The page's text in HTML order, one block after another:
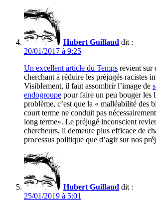
Hubert Guillaud dit :
20/01/2017 à 9:25
Un excellent article du Temps revient sur
cherchant à réduire les préjugés racistes
Visiblement, il faut assombrir l’image de
endogroupe pour faire un peu bouger
problème, c’est que la « malléabilité des
court terme ne conduit pas
long terme». Le préjugé inconscient
chercheurs, il demeure plus efficace de
processus politique que d’agir sur nos
Hubert Guillaud dit :
25/01/2019 à 5:01